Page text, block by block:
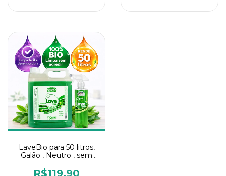
LaveBio para 50 litros,
Galão , Neutro , sem